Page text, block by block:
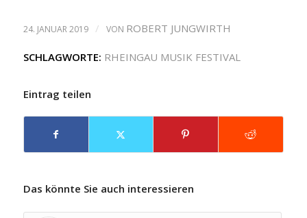
24. JANUAR 2019 / VON ROBERT JUNGWIRTH
SCHLAGWORTE: RHEINGAU MUSIK FESTIVAL
Eintrag teilen
Das könnte Sie auch interessieren